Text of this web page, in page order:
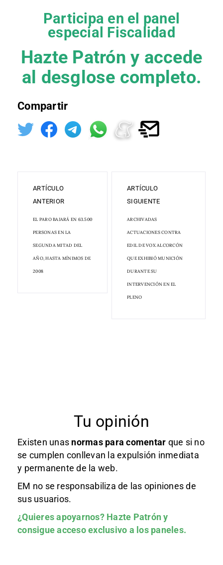
Participa en el panel
especial Fiscalidad
Hazte Patrón y accede
al desglose completo.
Compartir
ARTÍCULO
ANTERIOR
EL PARO BAJARÁ EN 63.500
PERSONAS EN LA
SEGUNDA MITAD DEL
AÑO, HASTA MÍNIMOS DE
2008
ARTÍCULO
SIGUIENTE
ARCHIVADAS
ACTUACIONES CONTRA
EDIL DE VOX ALCORCÓN
QUE EXHIBIÓ MUNICIÓN
DURANTE SU
INTERVENCIÓN EN EL
PLENO
Tu opinión
Existen unas normas para comentar que si no
se cumplen conllevan la expulsión inmediata
y permanente de la web.
EM no se responsabiliza de las opiniones de
sus usuarios.
¿Quieres apoyarnos? Hazte Patróny
consigue acceso exclusivo a los paneles.